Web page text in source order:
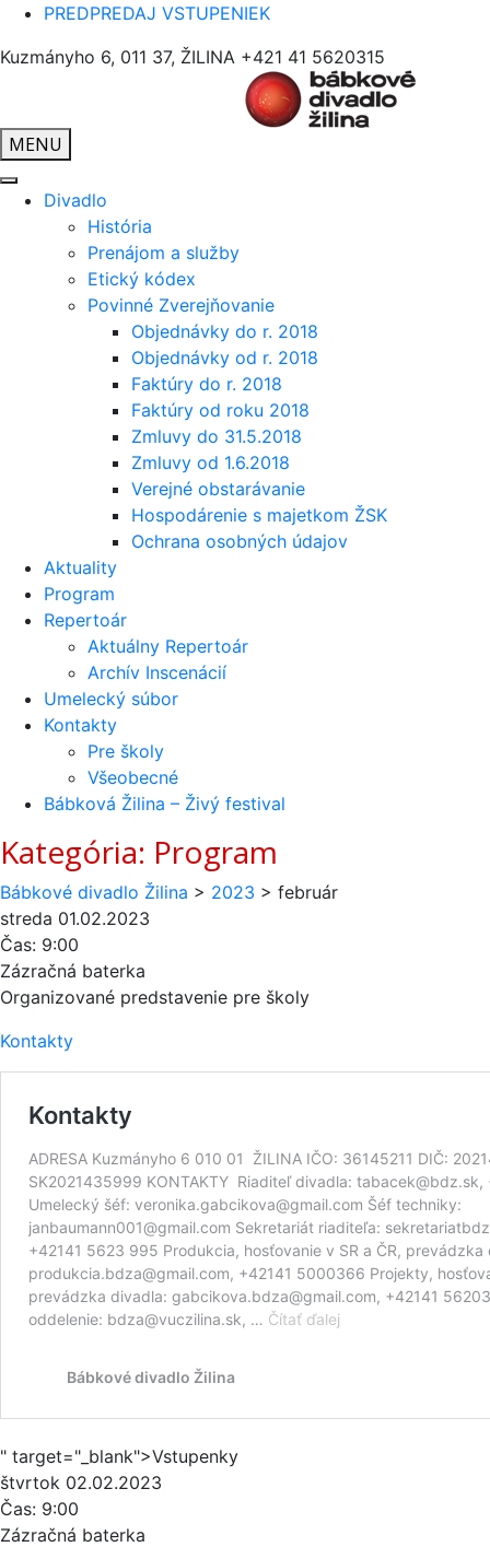
PREDPREDAJ VSTUPENIEK
Kuzmányho 6, 011 37, ŽILINA +421 41 5620315
MENU
Divadlo
História
Prenájom a služby
Etický kódex
Povinné Zverejňovanie
Objednávky do r. 2018
Objednávky od r. 2018
Faktúry do r. 2018
Faktúry od roku 2018
Zmluvy do 31.5.2018
Zmluvy od 1.6.2018
Verejné obstarávanie
Hospodárenie s majetkom ŽSK
Ochrana osobných údajov
Aktuality
Program
Repertoár
Aktuálny Repertoár
Archív Inscenácií
Umelecký súbor
Kontakty
Pre školy
Všeobecné
Bábková Žilina – Živý festival
Kategória: Program
Bábkové divadlo Žilina > 2023 > február
streda 01.02.2023
Čas: 9:00
Zázračná baterka
Organizované predstavenie pre školy
Kontakty
" target="_blank">Vstupenky
štvrtok 02.02.2023
Čas: 9:00
Zázračná baterka